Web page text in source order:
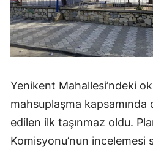
Yenikent Mahallesi’ndeki
mahsuplaşma
edilen ilk taşınmaz oldu.
Komisyonu’nun incelemesi